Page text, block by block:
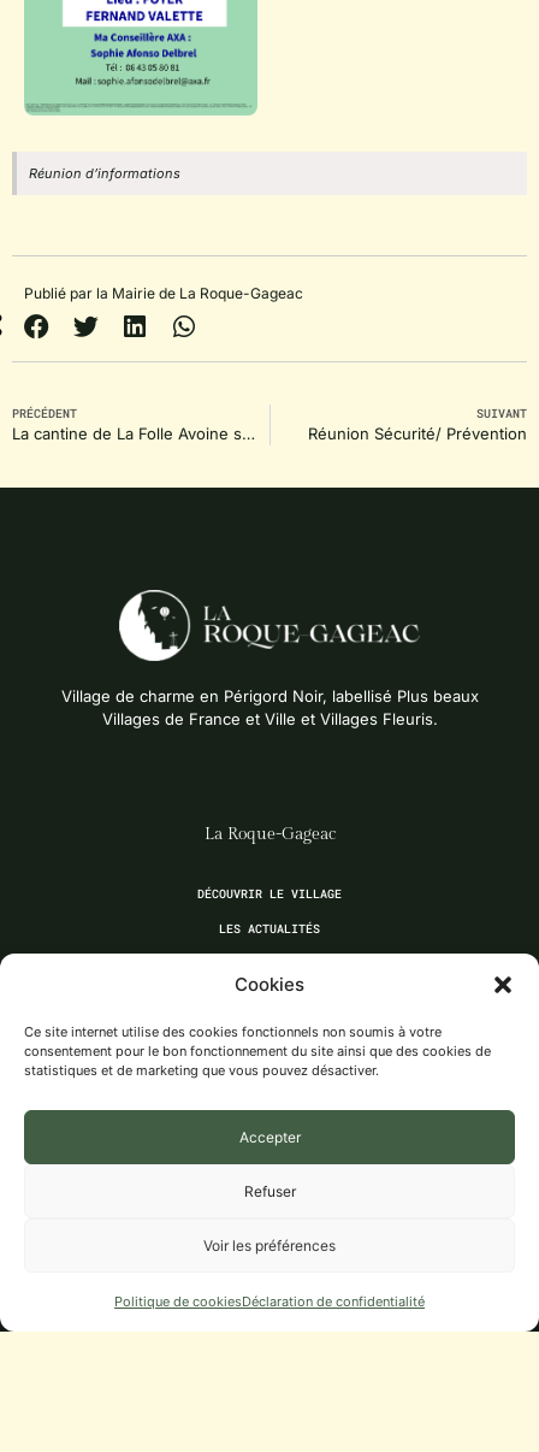
Cookies
Ce site internet utilise des cookies fonctionnels non soumis à votre
consentement pour le bon fonctionnement du site ainsi que des cookies de
statistiques et de marketing que vous pouvez désactiver.
Accepter
Refuser
Voir les préférences
Politique de cookiesDéclaration de confidentialité
Réunion d’informations
Publié par la Mairie de La Roque-Gageac
PRÉCÉDENT
La cantine de La Folle Avoine sous les Tropiques
SUIVANT
Réunion Sécurité/ Prévention
Village de charme en Périgord Noir, labellisé Plus beaux
Villages de France et Ville et Villages Fleuris.
La Roque-Gageac
DÉCOUVRIR LE VILLAGE
LES ACTUALITÉS
ÉCOLE, RPI LA FOLLE AVOINE
BIT ET AGENCE POSTALE
Municipalité
CONSEIL MUNICIPAL
DÉLIBÉRATIONS, PROCÈS-VERBAUX
URBANISME